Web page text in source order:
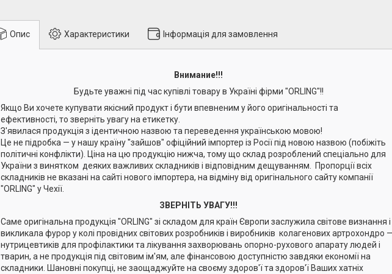
Опис Характеристики Інформація для замовлення
Внимание!!!
Будьте уважні під час купівлі товару в Україні фірми "ORLING"!!
Якщо Ви хочете купувати якісний продукт і бути впевненим у його оригінальності та
ефективності, то зверніть увагу на етикетку.
З'явилася продукція з ідентичною назвою та переведення українською мовою!
Це не підробка — у нашу країну "зайшов" офіційний імпортер із Росії під новою назвою (побіжіть
політичні конфлікти). Ціна на цю продукцію нижча, тому що склад розроблений спеціально для
України з винятком деяких важливих складників і відповідним дещуванням. Пропорції всіх
складників не вказані на сайті нового імпортера, на відміну від оригінального сайту компанії
"ORLING" у Чехії.
ЗВЕРНІТЬ УВАГУ!!!
Саме оригінальна продукція "ORLING" зі складом для країн Європи заслужила світове визнання і
викликала фурор у колі провідних світових розробників і виробників колагенових артрохондро —
нутрицевтиків для профілактики та лікування захворювань опорно-рухового апарату людей і
тварин, а не продукція під світовим ім'ям, але фінансовою доступністю завдяки економії на
складники. Шановні покупці, не заощаджуйте на своєму здоров'ї та здоров'ї Ваших хатніх